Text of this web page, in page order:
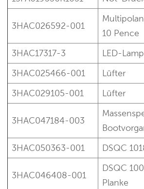
3HAC026592-001
10 Pence
3HAC17317-3
LED-
3HAC025466-001
Lüfter
3HAC029105-001
Lüfter
3HAC047184-003
3HAC050363-001
DSQC
3HAC046408-001
DSQC
Planke